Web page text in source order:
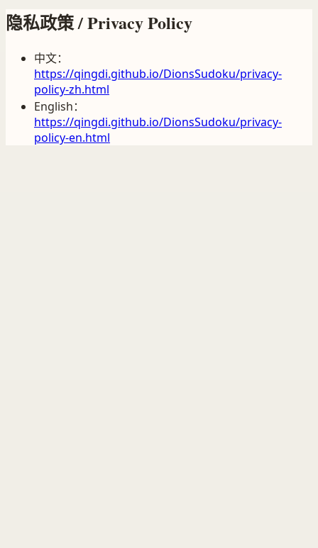
隐私政策 / Privacy Policy
中文：
https://qingdi.github.io/DionsSudoku/privacy-
policy-zh.html
English：
https://qingdi.github.io/DionsSudoku/privacy-
policy-en.html